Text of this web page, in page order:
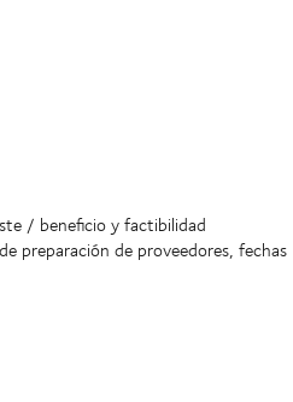
/ beneficio y factibilidad
preparación de proveedores, fechas